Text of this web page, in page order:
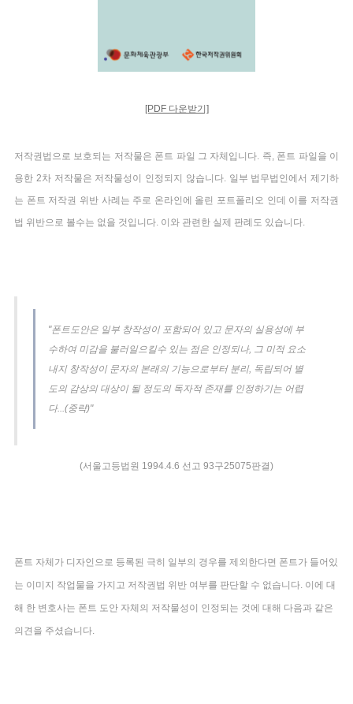
[PDF 다운받기]
저작권법으로 보호되는 저작물은 폰트 파일 그 자체입니다. 즉, 폰트 파일을 이
용한 2차 저작물은 저작물성이 인정되지 않습니다. 일부 법무법인에서 제기하
는 폰트 저작권 위반 사례는 주로 온라인에 올린 포트폴리오 인데 이를 저작권
법 위반으로 볼수는 없을 것입니다. 이와 관련한 실제 판례도 있습니다.
"폰트도안은 일부 창작성이 포함되어 있고 문자의 실용성에 부
수하여 미감을 불러일으킬수 있는 점은 인정되나, 그 미적 요소
내지 창작성이 문자의 본래의 기능으로부터 분리, 독립되어 별
도의 감상의 대상이 될 정도의 독자적 존재를 인정하기는 어렵
다...(중략)"
(서울고등법원 1994.4.6 선고 93구25075판결)
폰트 자체가 디자인으로 등록된 극히 일부의 경우를 제외한다면 폰트가 들어있
는 이미지 작업물을 가지고 저작권법 위반 여부를 판단할 수 없습니다. 이에 대
해 한 변호사는 폰트 도안 자체의 저작물성이 인정되는 것에 대해 다음과 같은
의견을 주셨습니다.